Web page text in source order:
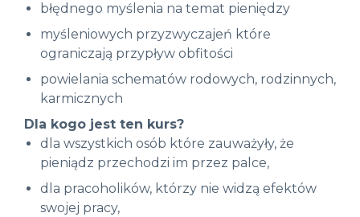
błędnego myślenia na temat pieniędzy
myśleniowych przyzwyczajeń które
ograniczają przypływ obfitości
powielania schematów rodowych, rodzinnych,
karmicznych
Dla kogo jest ten kurs?
dla wszystkich osób które zauważyły, że
pieniądz przechodzi im przez palce,
dla pracoholików, którzy nie widzą efektów
swojej pracy,